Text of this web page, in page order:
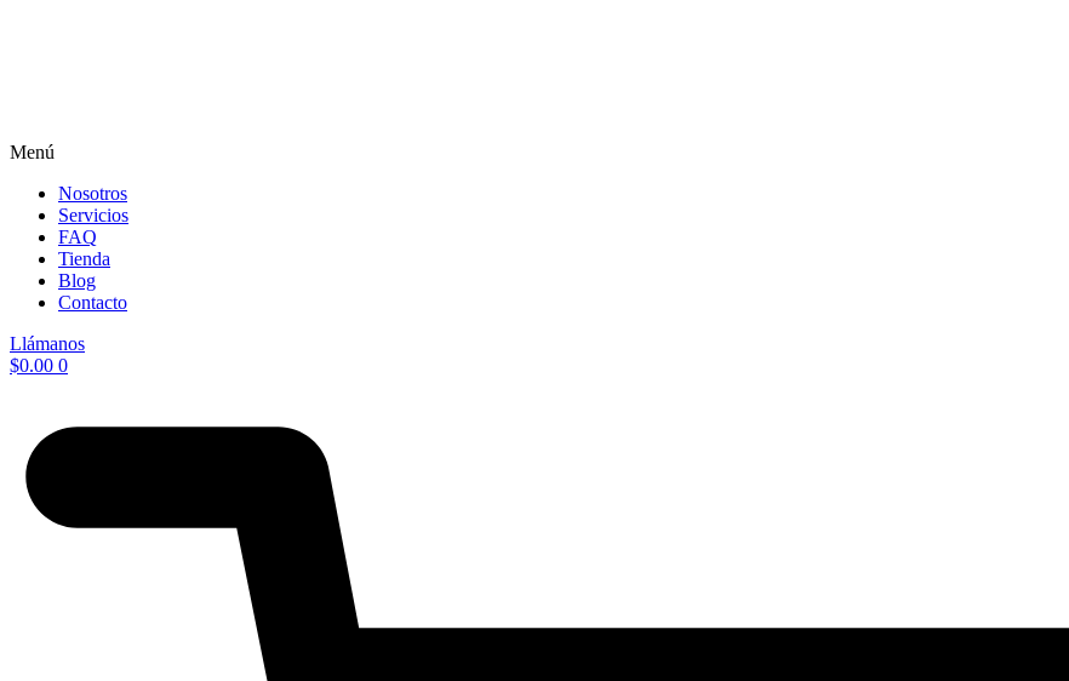
Menú
Nosotros
Servicios
FAQ
Tienda
Blog
Contacto
Llámanos
$0.00 0